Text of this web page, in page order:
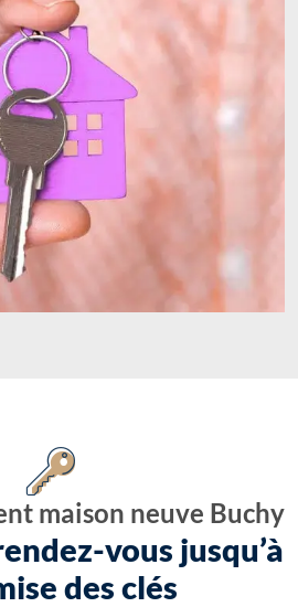
maison neuve Buchy
vous jusqu’à
des clés